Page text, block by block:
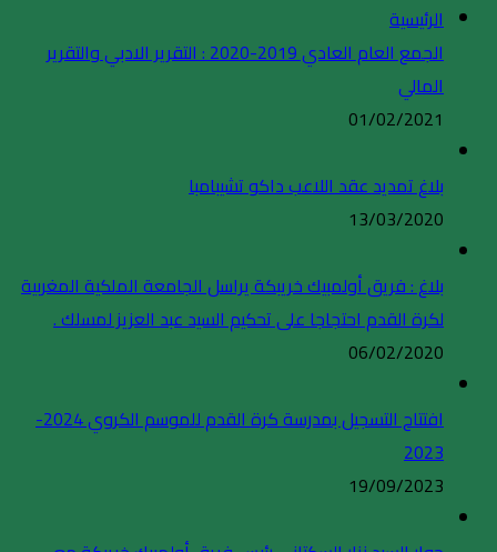
الرئيسية
الجمع العام العادي 2019-2020 : التقرير الادبي والتقرير
المالي
01/02/2021
بلاغ تمديد عقد اللاعب داكو تشيبامبا
13/03/2020
بلاغ : فريق أولمبيك خريبكة يراسل الجامعة الملكية المغربية
لكرة القدم احتجاجا على تحكيم السيد عبد العزيز لمسلك .
06/02/2020
افتتاح التسجيل بمدرسة كرة القدم للموسم الكروي 2024-
2023
19/09/2023